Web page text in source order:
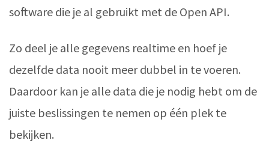
software die je al gebruikt met de Open API.
Zo deel je alle gegevens realtime en hoef je
dezelfde data nooit meer dubbel in te voeren.
Daardoor kan je alle data die je nodig hebt om de
juiste beslissingen te nemen op één plek te
bekijken.